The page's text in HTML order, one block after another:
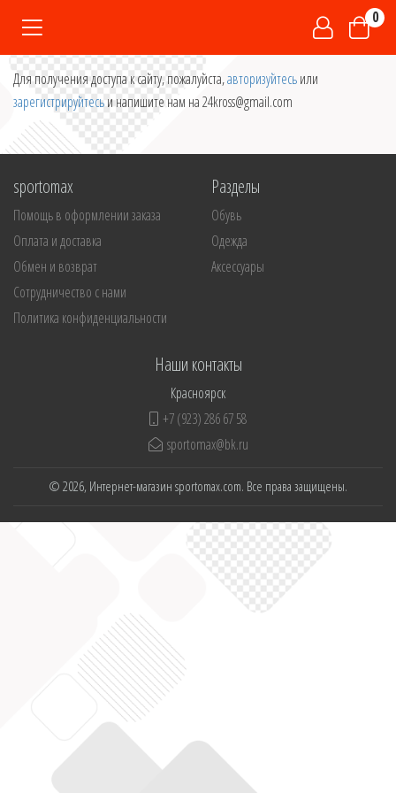
0
Для получения доступа к сайту, пожалуйста,авторизуйтесьили
зарегистрируйтесьи напишите нам на 24kross@gmail.com
sportomax
Помощь в оформлении заказа
Оплата и доставка
Обмен и возврат
Сотрудничество с нами
Политика конфиденциальности
Разделы
Обувь
Одежда
Аксессуары
Наши контакты
Красноярск
+7 (923) 286 67 58
sportomax@bk.ru
© 2026, Интернет-магазин sportomax.com. Все права защищены.